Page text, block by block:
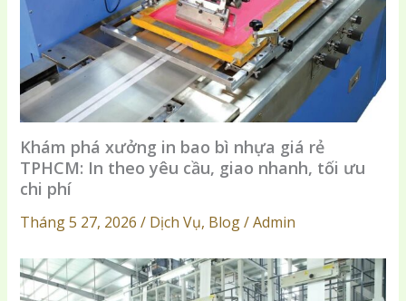
Khám phá xưởng in bao bì nhựa giá rẻ
TPHCM: In theo yêu cầu, giao nhanh, tối ưu
chi phí
Tháng 5 27, 2026 / Dịch Vụ, Blog / Admin